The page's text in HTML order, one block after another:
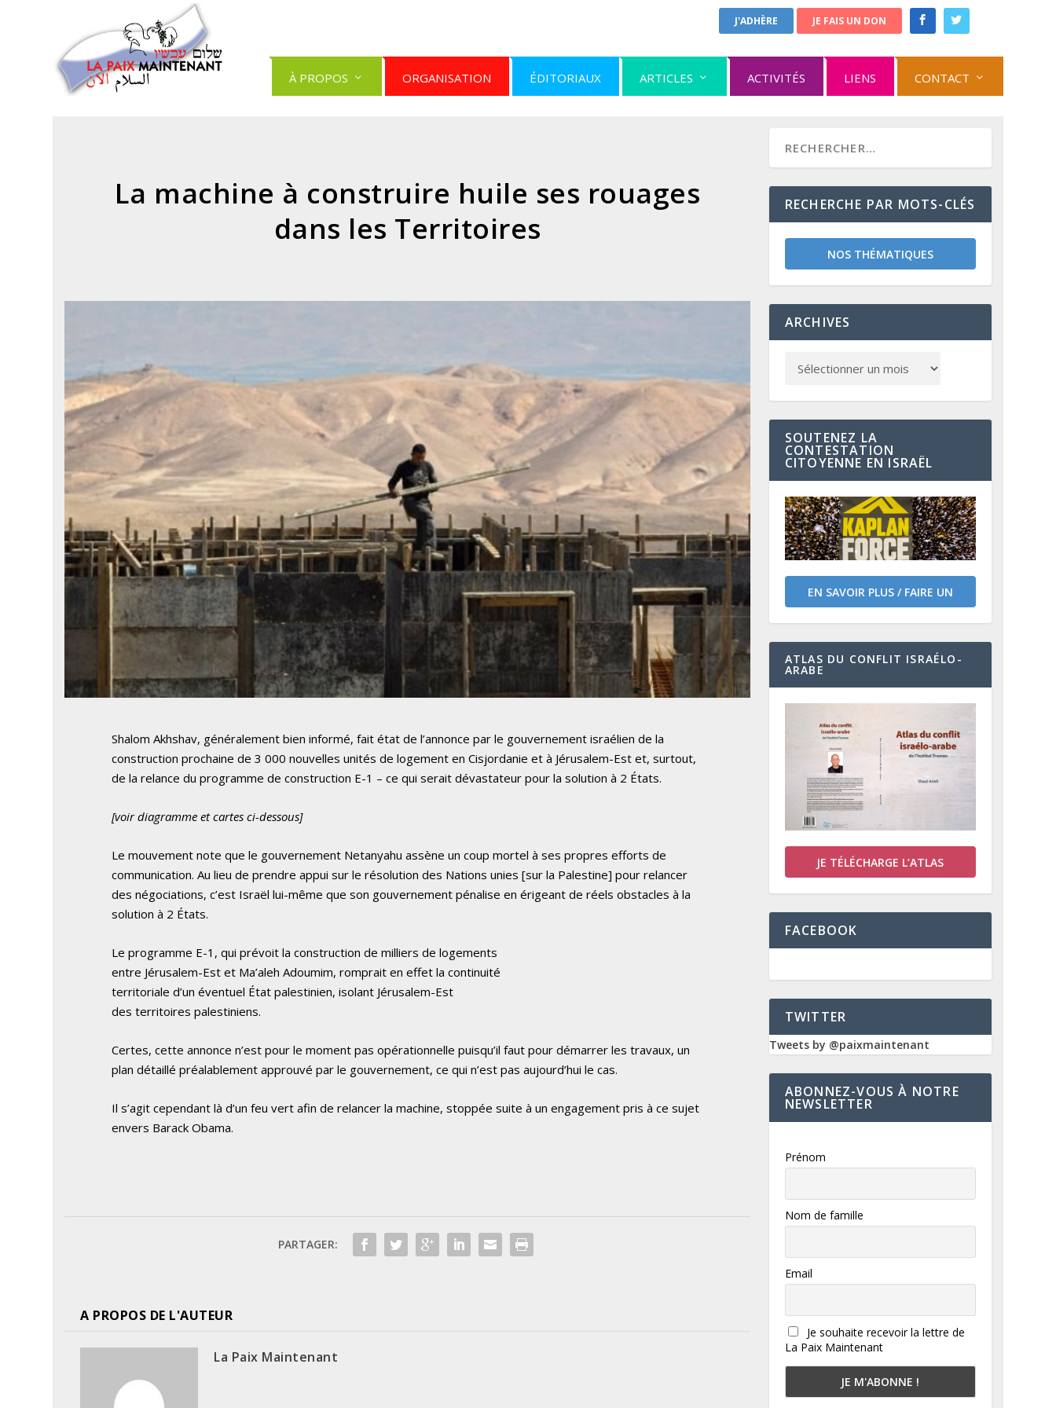
J'ADHÈRE JE FAIS UN DON
À PROPOS ORGANISATION ÉDITORIAUX ARTICLES ACTIVITÉS LIENS CONTACT
La machine à construire huile ses rouages
dans les Territoires
Shalom Akhshav, généralement bien informé, fait état de l’annonce par le gouvernement israélien de la
construction prochaine de 3 000 nouvelles unités de logement en Cisjordanie et à Jérusalem-Est et, surtout,
de la relance du programme de construction E-1 – ce qui serait dévastateur pour la solution à 2 États.
[voir diagramme et cartes ci-dessous]
Le mouvement note que le gouvernement Netanyahu assène un coup mortel à ses propres efforts de
communication. Au lieu de prendre appui sur le résolution des Nations unies [sur la Palestine] pour relancer
des négociations, c’est Israël lui-même que son gouvernement pénalise en érigeant de réels obstacles à la
solution à 2 États.
Le programme E-1, qui prévoit la construction de milliers de logements
entre Jérusalem-Est et Ma’aleh Adoumim, romprait en effet la continuité
territoriale d’un éventuel État palestinien, isolant Jérusalem-Est
des territoires palestiniens.
Certes, cette annonce n’est pour le moment pas opérationnelle puisqu’il faut pour démarrer les travaux, un
plan détaillé préalablement approuvé par le gouvernement, ce qui n’est pas aujourd’hui le cas.
Il s’agit cependant là d’un feu vert afin de relancer la machine, stoppée suite à un engagement pris à ce sujet
envers Barack Obama.
PARTAGER:
A PROPOS DE L'AUTEUR
La Paix Maintenant
RECHERCHE PAR MOTS-CLÉS
NOS THÉMATIQUES
ARCHIVES
SOUTENEZ LA
CONTESTATION
CITOYENNE EN ISRAËL
EN SAVOIR PLUS / FAIRE UN
DON
ATLAS DU CONFLIT ISRAÉLO-
ARABE
JE TÉLÉCHARGE L’ATLAS
FACEBOOK
TWITTER
Tweets by @paixmaintenant
ABONNEZ-VOUS À NOTRE
NEWSLETTER
Prénom
Nom de famille
Email
Je souhaite recevoir la lettre de
La Paix Maintenant